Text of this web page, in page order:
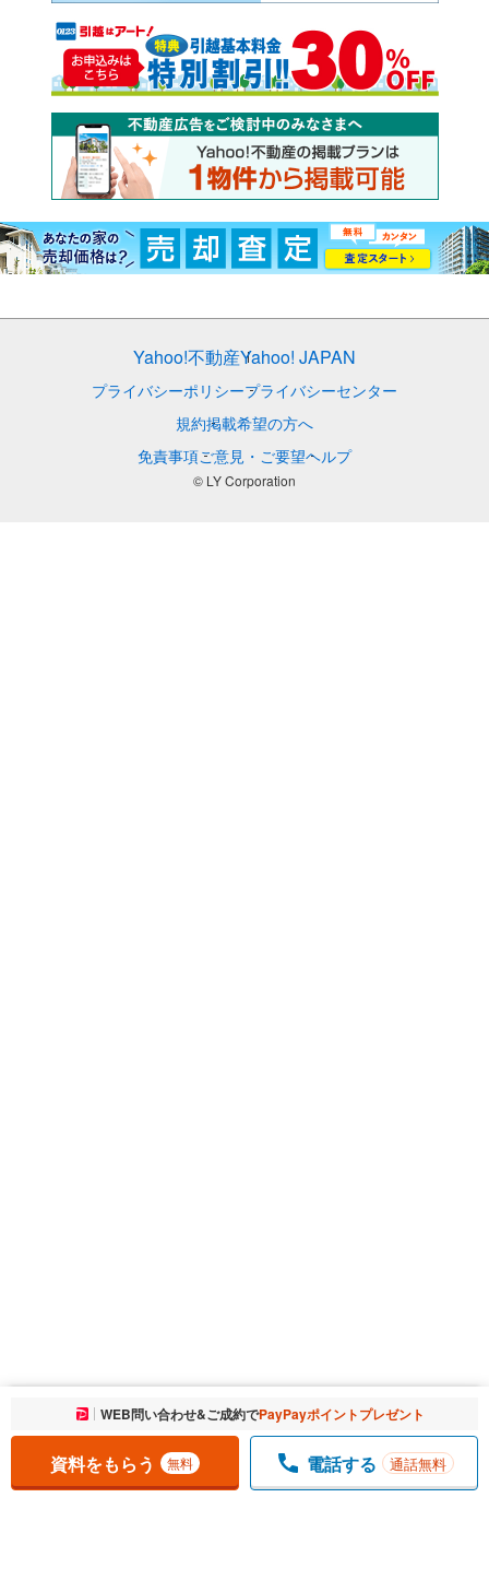
お気に入りに追加しました。 一覧を開く
WEB問い合わせ&ご成約でPayPayポイントプレゼント
資料をもらう 無料 電話する 通話無料
Yahoo!不動産Yahoo! JAPAN
プライバシーポリシープライバシーセンター
規約掲載希望の方へ
免責事項ご意見・ご要望ヘルプ
© LY Corporation